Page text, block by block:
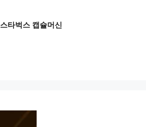
스타벅스 캡슐머신